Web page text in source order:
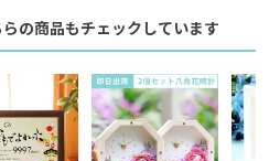
の商品もチェックしています